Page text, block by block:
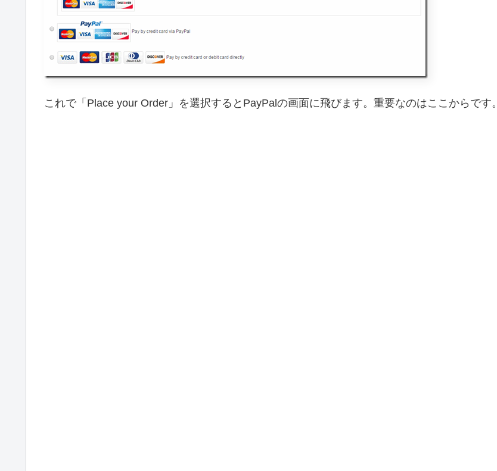
これで「Place your Order」を選択するとPayPalの画面に飛びます。重要なのはここからです。